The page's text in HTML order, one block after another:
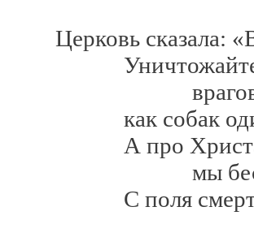
Церковь сказала:
Уничтожайте
врагов
как собак
А про Христа
мы беседу
С поля